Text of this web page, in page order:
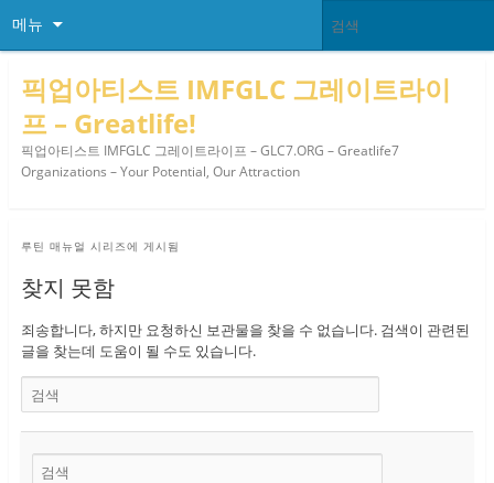
메뉴
픽업아티스트 IMFGLC 그레이트라이
프 – Greatlife!
픽업아티스트 IMFGLC 그레이트라이프 – GLC7.ORG – Greatlife7
Organizations – Your Potential, Our Attraction
루틴 매뉴얼 시리즈에 게시됨
찾지 못함
죄송합니다, 하지만 요청하신 보관물을 찾을 수 없습니다. 검색이 관련된
글을 찾는데 도움이 될 수도 있습니다.